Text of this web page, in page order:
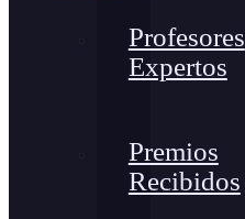
Profesores
Expertos
Premios
Recibidos